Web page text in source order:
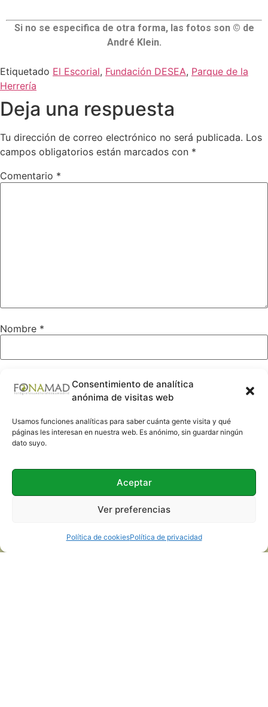
Consentimiento de analítica
anónima de visitas web
Usamos funciones analíticas para saber cuánta gente visita y qué
páginas les interesan en nuestra web. Es anónimo, sin guardar ningún
dato suyo.
Aceptar
Ver preferencias
Política de cookiesPolítica de privacidad
Si no se especifica de otra forma, las fotos son © de
André Klein.
Etiquetado El Escorial, Fundación DESEA, Parque de la
Herrería
Deja una respuesta
Tu dirección de correo electrónico no será publicada. Los
campos obligatorios están marcados con *
Comentario *
Nombre *
Web